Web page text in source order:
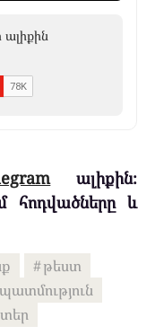
ալիքին։
հոդվածները և
թեստ
պատմություն